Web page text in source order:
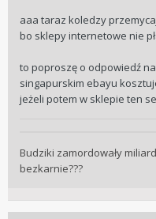
aaa taraz koledzy
bo sklepy internetowe nie
to poproszę o odpowiedź
singapurskim ebayu
jeżeli potem w sklepie ten
Budziki zamordowały
bezkarnie???